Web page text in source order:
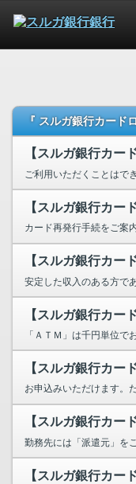
『 スルガ銀行カード
ご利用いただくことはで
安定した収入のある方で
「ＡＴＭ」は千円単位で
勤務先には「派遣元」を